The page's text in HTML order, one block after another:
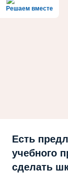
Решаем вместе
Есть
учебного
сделать